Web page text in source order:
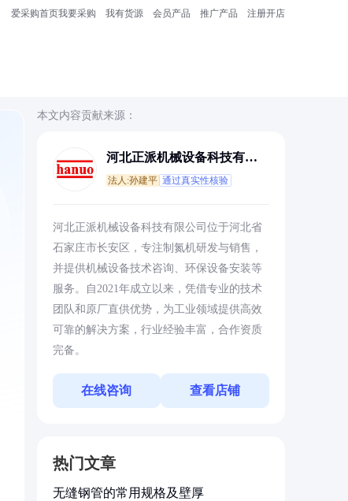
爱采购首页我要采购 我有货源 会员产品 推广产品 注册开店
本文内容贡献来源：
河北正派机械设备科技有限
法人:孙建平 通过真实性核验
河北正派机械设备科技有限公司位于河北省
石家庄市长安区，专注制氮机研发与销售，
并提供机械设备技术咨询、环保设备安装等
服务。自2021年成立以来，凭借专业的技术
团队和原厂直供优势，为工业领域提供高效
可靠的解决方案，行业经验丰富，合作资质
完备。
在线咨询 查看店铺
热门文章
无缝钢管的常用规格及壁厚